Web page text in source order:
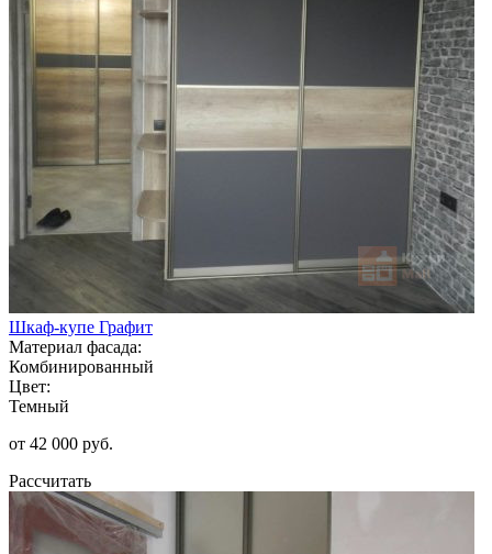
Шкаф-купе Графит
Материал фасада:
Комбинированный
Цвет:
Темный
от 42 000 руб.
Рассчитать